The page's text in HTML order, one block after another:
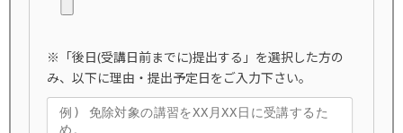
※「後日(受講日前までに)提出する」を選択した方の
み、以下に理由・提出予定日をご入力下さい。